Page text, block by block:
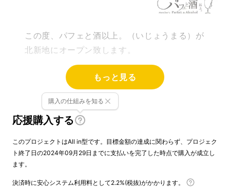
この度、パフェと酒以上。（いじょうまる）が
北新地にオープン致します。
今後、日本各地や海外展開を視野に入れ、
日々、パフェやサービスをアップデートすると
ともに、他のお店では体験できない感動をご用
意します。
皆様にお会いできることをスタッフ一同楽しみ
もっと見る
応援購入する
購入の仕組みを知る
このプロジェクトはAll in型です。目標金額の達成に関わらず、プロジェク
ト終了日の2024年09月29日までに支払いを完了した時点で購入が成立し
ます。
決済時に安心システム利用料として2.2%(税抜)がかかります。